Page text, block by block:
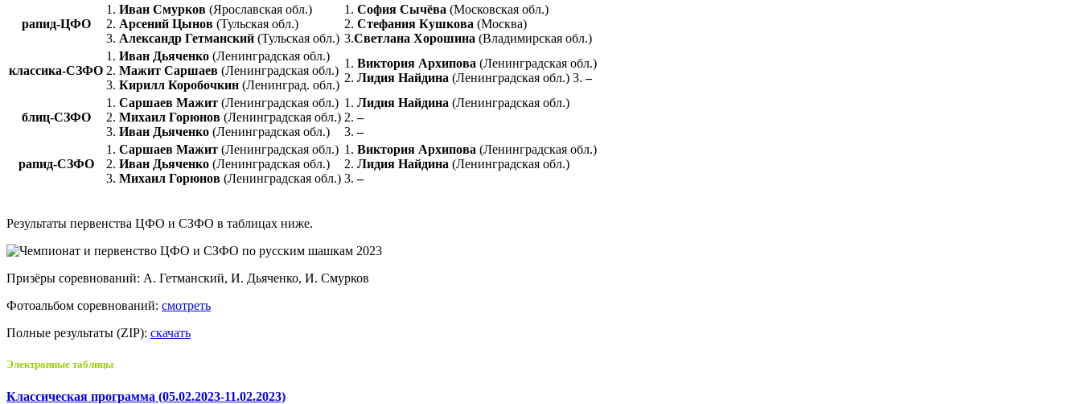
рапид-ЦФО
1. Иван Смурков (Ярославская обл.)
2. Арсений Цынов (Тульская обл.)
3. Александр Гетманский (Тульская обл.)
1. София Сычёва (Московская обл.)
2. Стефания Кушкова (Москва)
3.Светлана Хорошина (Владимирская обл.)
классика-СЗФО
1. Иван Дьяченко (Ленинградская обл.)
2. Мажит Саршаев (Ленинградская обл.)
3. Кирилл Коробочкин (Ленинград. обл.)
1. Виктория Архипова (Ленинградская обл.)
2. Лидия Найдина (Ленинградская обл.) 3.–
блиц-СЗФО
1. Саршаев Мажит (Ленинградская обл.)
2. Михаил Горюнов (Ленинградская обл.)
3. Иван Дьяченко (Ленинградская обл.)
1. Лидия Найдина (Ленинградская обл.)
2.–
3.–
рапид-СЗФО
1. Саршаев Мажит (Ленинградская обл.)
2. Иван Дьяченко (Ленинградская обл.)
3. Михаил Горюнов (Ленинградская обл.)
1. Виктория Архипова (Ленинградская обл.)
2. Лидия Найдина (Ленинградская обл.)
3.–
Результаты первенства ЦФО и СЗФО в таблицах ниже.
Призёры соревнований: А. Гетманский, И. Дьяченко, И. Смурков
Фотоальбом соревнований: смотреть
Полные результаты (ZIP): скачать
Электронные таблицы
Классическая программа (05.02.2023-11.02.2023)